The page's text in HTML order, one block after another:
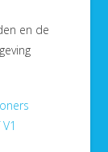
en de